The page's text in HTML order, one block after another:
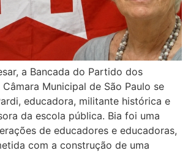
a Bancada do Partido dos
Municipal de São Paulo se
educadora, militante histórica e
da escola pública. Bia foi uma
de educadores e educadoras,
com a construção de uma